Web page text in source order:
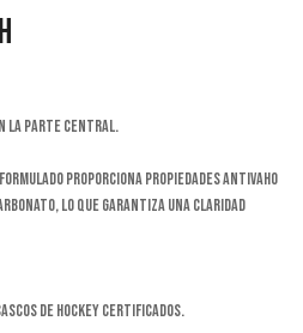
la parte central.
proporciona propiedades antivaho
lo que garantiza una claridad
de hockey certificados.